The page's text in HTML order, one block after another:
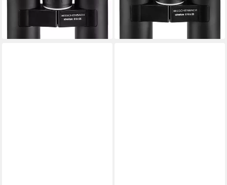
Brillenträger-Okularen)
lieferbar - in 6-7 Werktagen bei dir
Brillenträger-Okularen)